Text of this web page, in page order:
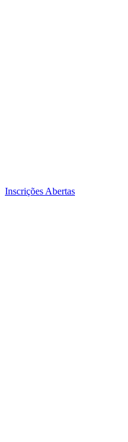
Inscrições Abertas